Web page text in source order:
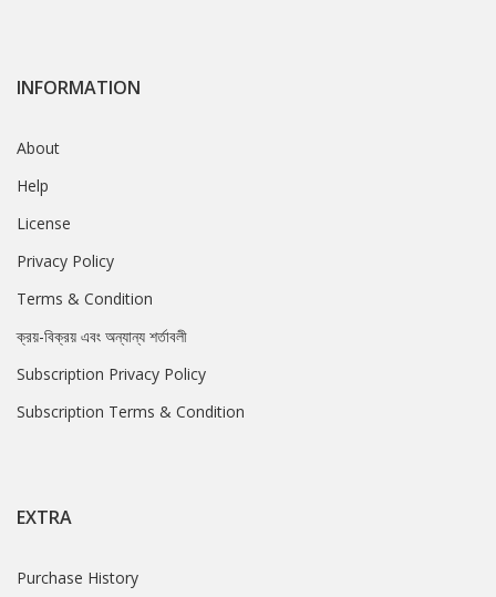
INFORMATION
About
Help
License
Privacy Policy
Terms & Condition
ক্রয়-বিক্রয় এবং অন্যান্য শর্তাবলী
Subscription Privacy Policy
Subscription Terms & Condition
EXTRA
Purchase History